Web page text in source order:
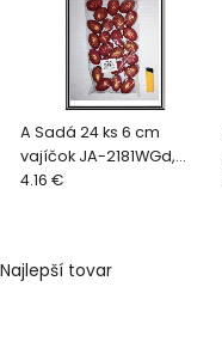
A Sadá 24 ks 6 cm
vajíčok JA-2181WGd,
medeno zlaté
4.16 €
Najlepší tovar